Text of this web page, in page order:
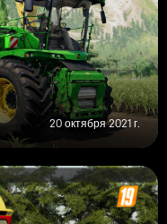
20 октября 2021 г.